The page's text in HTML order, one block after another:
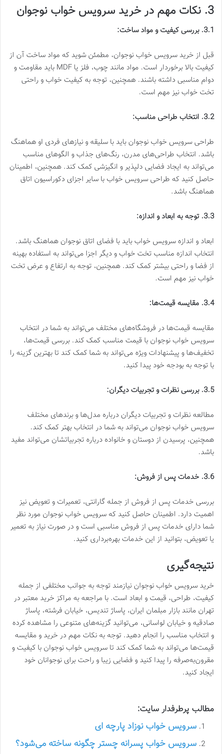
3. نکات مهم در خرید سرویس خواب نوجوان
3.1. بررسی کیفیت و مواد ساخت:
قبل از خرید سرویس خواب نوجوان، مطمئن شوید که مواد ساخت آن از
کیفیت بالا برخوردار است. مواد مانند چوب، فلز یا MDF باید مقاومت و
دوام مناسبی داشته باشند. همچنین، توجه به کیفیت خواب و راحتی
تخت خواب نیز مهم است.
3.2. انتخاب طراحی مناسب:
طراحی سرویس خواب نوجوان باید با سلیقه و نیازهای فردی او هماهنگ
باشد. انتخاب طراحی‌های مدرن، رنگ‌های جذاب و الگوهای مناسب
می‌تواند به ایجاد فضایی دلپذیر و انگیزشی کمک کند. همچنین، اطمینان
حاصل کنید که طراحی سرویس خواب با سایر اجزای دکوراسیون اتاق
هماهنگ باشد.
3.3. توجه به ابعاد و اندازه:
ابعاد و اندازه سرویس خواب باید با فضای اتاق نوجوان هماهنگ باشد.
انتخاب اندازه مناسب تخت خواب و دیگر اجزا می‌تواند به استفاده بهینه
از فضا و راحتی بیشتر کمک کند. همچنین، توجه به ارتفاع و عرض تخت
خواب نیز مهم است.
3.4. مقایسه قیمت‌ها:
مقایسه قیمت‌ها در فروشگاه‌های مختلف می‌تواند به شما در انتخاب
سرویس خواب نوجوان با قیمت مناسب کمک کند. بررسی قیمت‌ها،
تخفیف‌ها و پیشنهادات ویژه می‌تواند به شما کمک کند تا بهترین گزینه را
با توجه به بودجه خود پیدا کنید.
3.5. بررسی نظرات و تجربیات دیگران:
مطالعه نظرات و تجربیات دیگران درباره مدل‌ها و برندهای مختلف
سرویس خواب نوجوان می‌تواند به شما در انتخاب بهتر کمک کند.
همچنین، پرسیدن از دوستان و خانواده درباره تجربیاتشان می‌تواند مفید
باشد.
3.6. خدمات پس از فروش:
بررسی خدمات پس از فروش از جمله گارانتی، تعمیرات و تعویض نیز
اهمیت دارد. اطمینان حاصل کنید که سرویس خواب نوجوان مورد نظر
شما دارای خدمات پس از فروش مناسبی است و در صورت نیاز به تعمیر
یا تعویض، بتوانید از این خدمات بهره‌برداری کنید.
نتیجه‌گیری
خرید سرویس خواب نوجوان نیازمند توجه به جوانب مختلفی از جمله
کیفیت، طراحی، قیمت و ابعاد است. با مراجعه به مراکز خرید معتبر در
تهران مانند بازار مبلمان ایران، پاساژ تندیس، خیابان فرشته، پاساژ
صادقیه و خیابان لواسانی، می‌توانید گزینه‌های متنوعی را مشاهده کرده
و انتخاب مناسب را انجام دهید. توجه به نکات مهم در خرید و مقایسه
قیمت‌ها می‌تواند به شما کمک کند تا سرویس خواب نوجوان با کیفیت و
مقرون‌به‌صرفه را پیدا کنید و فضایی زیبا و راحت برای نوجوانان خود
ایجاد کنید.
مطالب پرطرفدار سایت:
سرویس خواب نوزاد پارچه ای
سرویس خواب پسرانه چستر چگونه ساخته می‌شود؟